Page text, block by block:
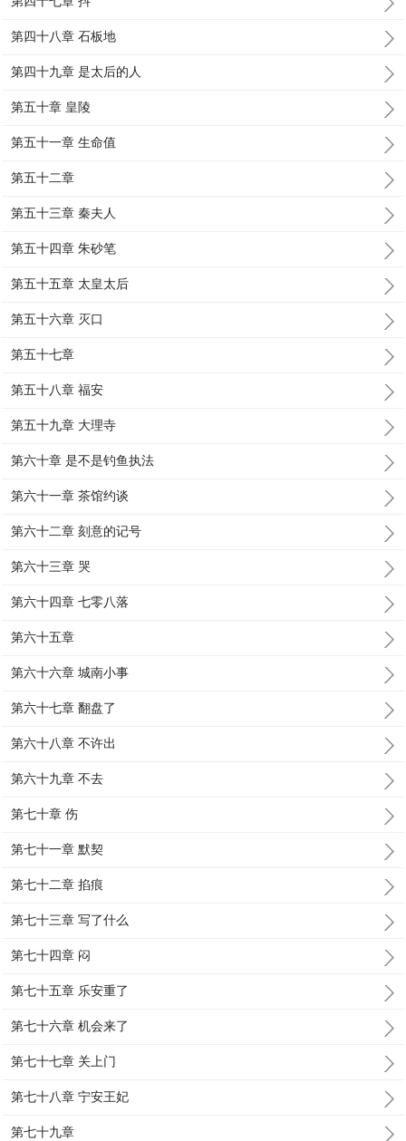
第四十八章 石板地
第四十九章 是太后的人
第五十章 皇陵
第五十一章 生命值
第五十二章
第五十三章 秦夫人
第五十四章 朱砂笔
第五十五章 太皇太后
第五十六章 灭口
第五十七章
第五十八章 福安
第五十九章 大理寺
第六十章 是不是钓鱼执法
第六十一章 茶馆约谈
第六十二章 刻意的记号
第六十三章 哭
第六十四章 七零八落
第六十五章
第六十六章 城南小事
第六十七章 翻盘了
第六十八章 不许出
第六十九章 不去
第七十章 伤
第七十一章 默契
第七十二章 掐痕
第七十三章 写了什么
第七十四章 闷
第七十五章 乐安重了
第七十六章 机会来了
第七十七章 关上门
第七十八章 宁安王妃
第七十九章